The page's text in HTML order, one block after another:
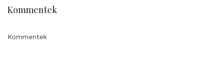
Kommentek
Kommentek